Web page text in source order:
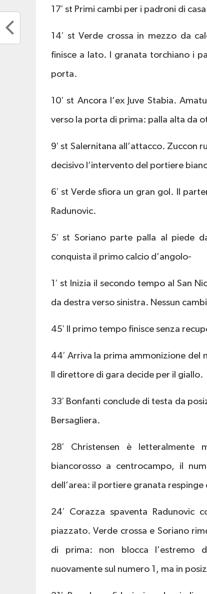
17′ st Primi cambi per i padroni di
14′ st Verde crossa in mezzo da
finisce a lato. I granata torchiano i
porta.
10′ st Ancora l’ex Juve Stabia.
verso la porta di prima: palla alta da
9′ st Salernitana all’attacco. Zuccon
decisivo l’intervento del portiere
6′ st Verde sfiora un gran gol. Il
Radunovic.
5′ st Soriano parte palla al piede
conquista il primo calcio d’angolo-
1′ st Inizia il secondo tempo al San
da destra verso sinistra. Nessun
45′ Il primo tempo finisce senza
44′ Arriva la prima ammonizione
Il direttore di gara decide per il giallo.
33′ Bonfanti conclude di testa da
Bersagliera.
28′ Christensen è letteralmente
biancorosso a centrocampo, il
dell’area: il portiere granata
24′ Corazza spaventa Radunovic
piazzato. Verde crossa e Soriano
di prima: non blocca l’estremo
nuovamente sul numero 1, ma in